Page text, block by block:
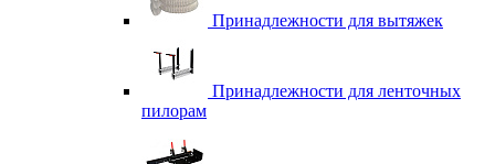
Принадлежности для вытяжек
Принадлежности для ленточных
пилорам